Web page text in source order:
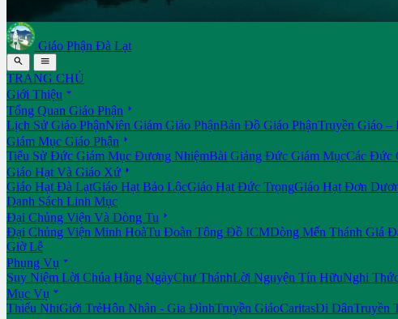
Giáo Phận Đà Lạt
 
TRANG CHỦ
Giới Thiệu 
Tổng Quan Giáo Phận 
Lịch Sử Giáo PhậnNiên Giám Giáo PhậnBản Đồ Giáo PhậnTruyền Giáo
Giám Mục Giáo Phận 
Tiểu Sử Đức Giám Mục Đương NhiệmBài Giảng Đức Giám MụcCác Đức
Giáo Hạt Và Giáo Xứ 
Giáo Hạt Đà LạtGiáo Hạt Bảo LộcGiáo Hạt Đức TrọngGiáo Hạt Đơn
Danh Sách Linh Mục
Đại Chủng Viện Và Dòng Tu 
Đại Chủng Viện Minh HoàTu Đoàn Tông Đồ ICMDòng Mến Thánh Giá
Giờ Lễ
Phụng Vụ 
Suy Niệm Lời Chúa Hằng NgàyChư ThánhLời Nguyện Tín HữuNghi
Mục Vụ 
Thiếu NhiGiới TrẻHôn Nhân - Gia ĐìnhTruyền GiáoCaritasDi DânTruyền